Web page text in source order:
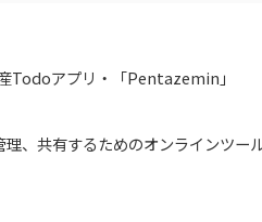
Todoアプリ・「Pentazemin」
、共有するためのオンラインツー